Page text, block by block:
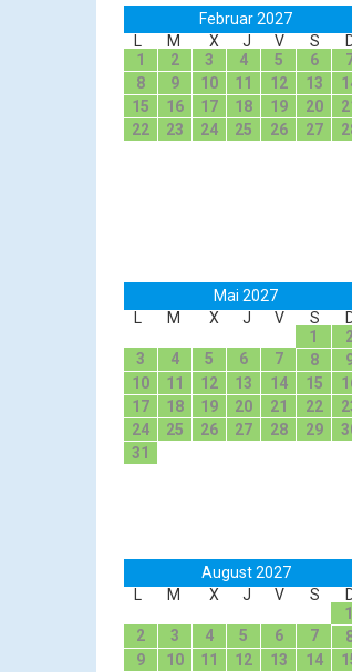
Februar 2027
M X J V S
1
2 3 4 5 6
8
9 10 11 12 13
15
16 17 18 19 20
22
23 24 25 26 27
Mai 2027
M X J V S
1
3
4 5 6 7 8
10
11 12 13 14 15
17
18 19 20 21 22
24
25 26 27 28 29
31
August 2027
M X J V S
1
2
3 4 5 6 7
9
10 11 12 13 14